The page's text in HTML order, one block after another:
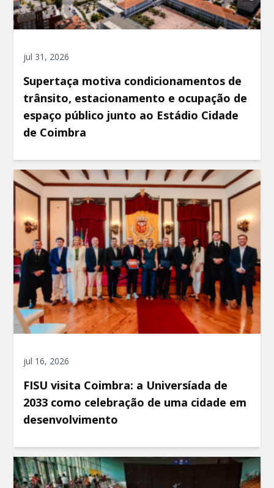
jul 31, 2026
Supertaça motiva condicionamentos de
trânsito, estacionamento e ocupação de
espaço público junto ao Estádio Cidade
de Coimbra
jul 16, 2026
FISU visita Coimbra: a Universíada de
2033 como celebração de uma cidade em
desenvolvimento